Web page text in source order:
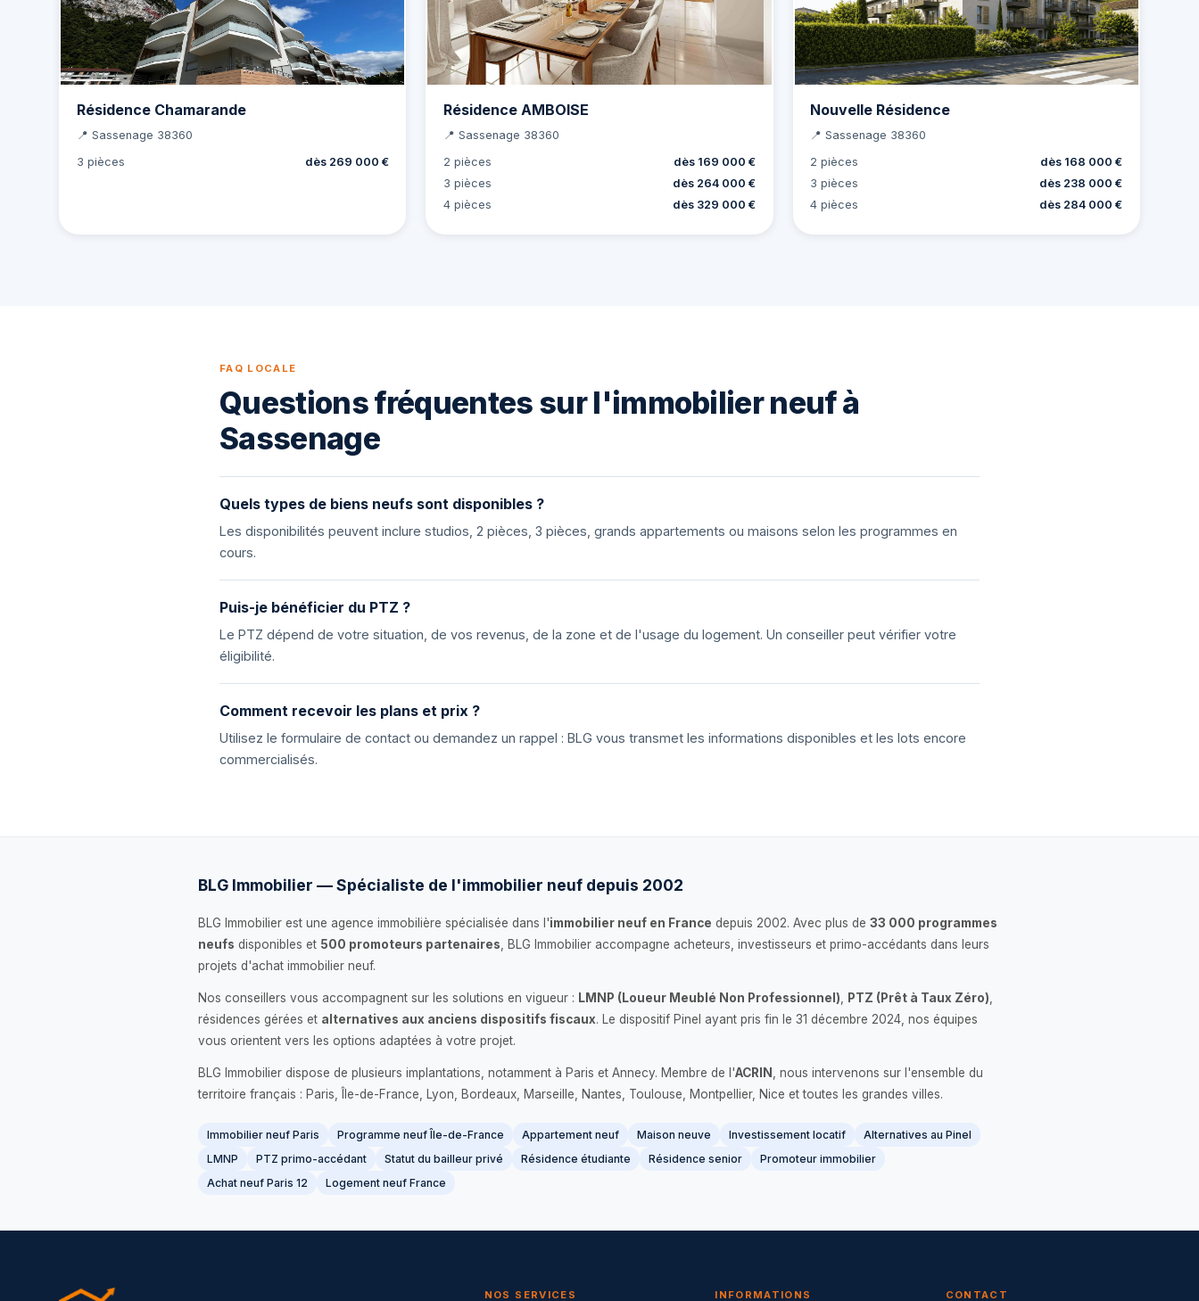
Résidence Chamarande
📍 Sassenage 38360
3 pièces
dès 269 000 €
Résidence AMBOISE
📍 Sassenage 38360
2 pièces
dès 169 000 €
3 pièces
dès 264 000 €
4 pièces
dès 329 000 €
Nouvelle Résidence
📍 Sassenage 38360
2 pièces
dès 168 000 €
3 pièces
dès 238 000 €
4 pièces
dès 284 000 €
FAQ LOCALE
Questions fréquentes sur l'immobilier neuf à
Sassenage
Quels types de biens neufs sont disponibles ?
Les disponibilités peuvent inclure studios, 2 pièces, 3 pièces, grands appartements ou maisons selon les programmes en
cours.
Puis-je bénéficier du PTZ ?
Le PTZ dépend de votre situation, de vos revenus, de la zone et de l'usage du logement. Un conseiller peut vérifier votre
éligibilité.
Comment recevoir les plans et prix ?
Utilisez le formulaire de contact ou demandez un rappel : BLG vous transmet les informations disponibles et les lots encore
commercialisés.
BLG Immobilier — Spécialiste de l'immobilier neuf depuis 2002
BLG Immobilier est une agence immobilière spécialisée dans l'immobilier neuf en France depuis 2002. Avec plus de 33 000 programmes
neufs disponibles et 500 promoteurs partenaires , BLG Immobilier accompagne acheteurs, investisseurs et primo-accédants dans leurs
projets d'achat immobilier neuf.
Nos conseillers vous accompagnent sur les solutions en vigueur : LMNP (Loueur Meublé Non Professionnel) PTZ (Prêt à Taux Zéro)
résidences gérées et alternatives aux anciens dispositifs fiscaux. Le dispositif Pinel ayant pris fin le 31 décembre 2024, nos équipes
vous orientent vers les options adaptées à votre projet.
BLG Immobilier dispose de plusieurs implantations, notamment à Paris et Annecy. Membre de l'ACRIN
, nous intervenons sur l'ensemble du
territoire français : Paris, Île-de-France, Lyon, Bordeaux, Marseille, Nantes, Toulouse, Montpellier, Nice et toutes les grandes villes.
Immobilier neuf Paris Programme neuf Île-de-France Appartement neuf Maison neuve Investissement locatif
Alternatives au Pinel
LMNP
PTZ primo-accédant Statut du bailleur privé Résidence étudiante Résidence senior
Promoteur immobilier
Achat neuf Paris 12
Logement neuf France
NOS SERVICES INFORMATIONS CONTACT